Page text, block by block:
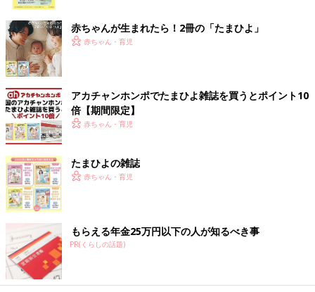
出典：Instagramアカウント「 cocosanchi」
セリアで販売されている、レトルト絞り&カッター。カッター部
分は調理中に使用することが多いレトルトなどの袋を、簡単に開
けることができるそうです。反対側のお箸のような部分を使う
と、レトルトの中身を最後まで出し切ることができるので、ムダ
なく調理に利用できますね。
かわいいだけじゃない！くま型コースター
赤ちゃんが生まれたら！2冊の「たまひよ」
赤ちゃん・育児
アカチャンホンポでたまひよ雑誌を買うとポイント10
倍【期間限定】
赤ちゃん・育児
たまひよの雑誌
赤ちゃん・育児
もらえる年金25万円以下の人が知るべき事
PR(くらしの話題)